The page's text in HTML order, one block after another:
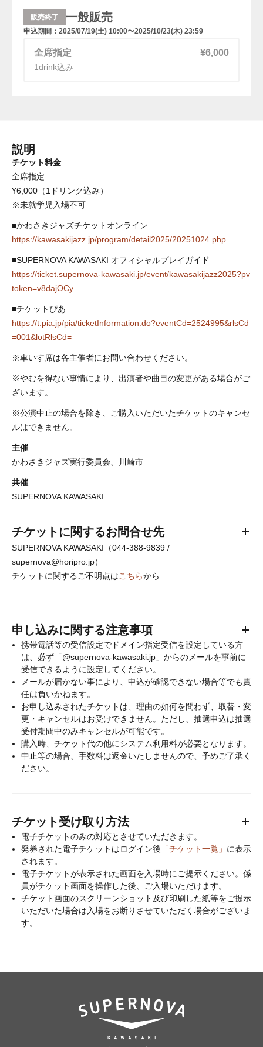
販売終了 一般販売
申込期間： 2025/07/19(土) 10:00〜2025/10/23(木) 23:59
全席指定 ¥6,000
1drink込み
説明
チケット料金
全席指定
¥6,000（1ドリンク込み）
※未就学児入場不可
https://kawasakijazz.jp/program/detail2025/20251024.php
https://ticket.supernova-kawasaki.jp/event/kawasakijazz2025?pv
token=v8dajOCy
https://t.pia.jp/pia/ticketInformation.do?eventCd=2524995&rlsCd
=001&lotRlsCd=
※車いす席は各主催者にお問い合わせください。
※やむを得ない事情により、出演者や曲目の変更がある場合がご
ざいます。
※公演中止の場合を除き、ご購入いただいたチケットのキャンセ
ルはできません。
主催
かわさきジャズ実行委員会、川崎市
共催
SUPERNOVA KAWASAKI
チケットに関するお問合せ先
SUPERNOVA KAWASAKI（044-388-9839 /
supernova@horipro.jp）
チケットに関するご不明点はこちらから
申し込みに関する注意事項
携帯電話等の受信設定でドメイン指定受信を設定している方
は、必ず「@supernova-kawasaki.jp 」からのメールを事前に
受信できるように設定してください。
メールが届かない事により、申込が確認できない場合等でも責
任は負いかねます。
お申し込みされたチケットは、理由の如何を問わず、取替・変
更・キャンセルはお受けできません。ただし、抽選申込は抽選
受付期間中のみキャンセルが可能です。
購入時、チケット代の他にシステム利用料が必要となります。
中止等の場合、手数料は返金いたしませんので、予めご了承く
ださい。
チケット受け取り方法
電⼦チケットのみの対応とさせていただきます。
発券された電子チケットはログイン後 「チケット一覧」 に表示
されます。
電子チケットが表示された画面を入場時にご提示ください。係
員がチケット画面を操作した後、ご入場いただけます。
チケット画面のスクリーンショット及び印刷した紙等をご提示
いただいた場合は入場をお断りさせていただく場合がございま
す。